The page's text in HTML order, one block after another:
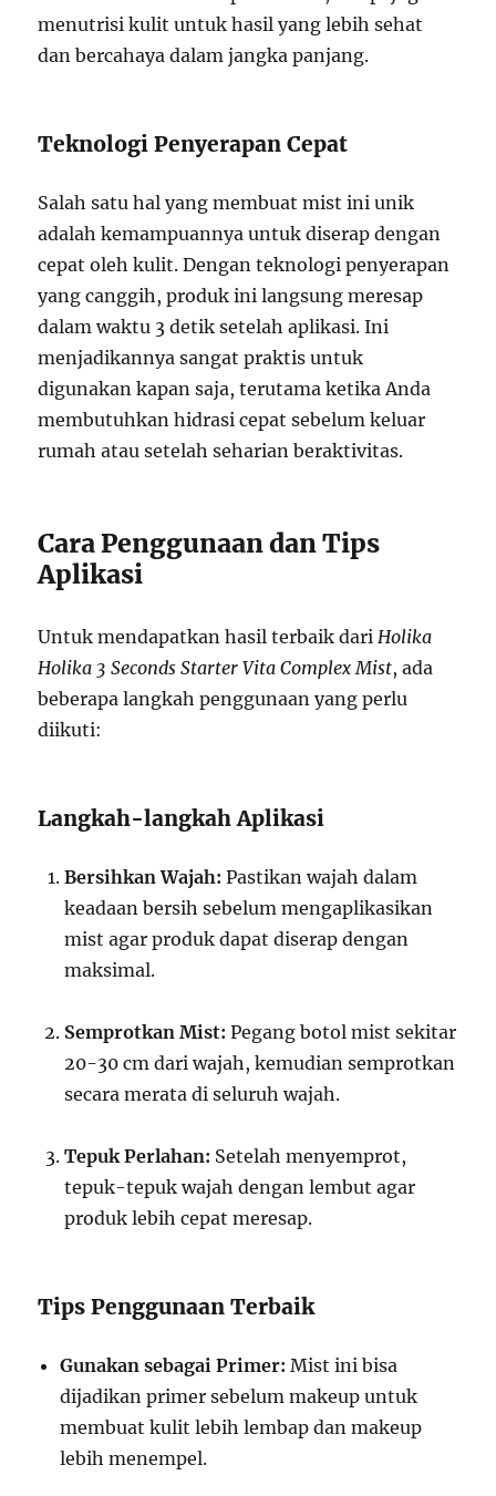
menutrisi kulit untuk hasil yang lebih sehat
dan bercahaya dalam jangka panjang.
Teknologi Penyerapan Cepat
Salah satu hal yang membuat mist ini unik
adalah kemampuannya untuk diserap dengan
cepat oleh kulit. Dengan teknologi penyerapan
yang canggih, produk ini langsung meresap
dalam waktu 3 detik setelah aplikasi. Ini
menjadikannya sangat praktis untuk
digunakan kapan saja, terutama ketika Anda
membutuhkan hidrasi cepat sebelum keluar
rumah atau setelah seharian beraktivitas.
Cara Penggunaan dan Tips
Aplikasi
Untuk mendapatkan hasil terbaik dariHolika
Holika 3 Seconds Starter Vita Complex Mist, ada
beberapa langkah penggunaan yang perlu
diikuti:
Langkah-langkah Aplikasi
Bersihkan Wajah: Pastikan wajah dalam
keadaan bersih sebelum mengaplikasikan
mist agar produk dapat diserap dengan
maksimal.
Semprotkan Mist: Pegang botol mist sekitar
20-30 cm dari wajah, kemudian semprotkan
secara merata di seluruh wajah.
Tepuk Perlahan: Setelah menyemprot,
tepuk-tepuk wajah dengan lembut agar
produk lebih cepat meresap.
Tips Penggunaan Terbaik
Gunakan sebagai Primer: Mist ini bisa
dijadikan primer sebelum makeup untuk
membuat kulit lebih lembap dan makeup
lebih menempel.